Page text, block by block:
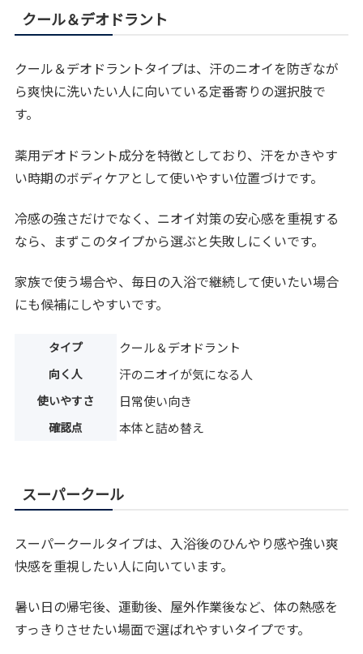
クール＆デオドラント
クール＆デオドラントタイプは、汗のニオイを防ぎなが
ら爽快に洗いたい人に向いている定番寄りの選択肢で
す。
薬用デオドラント成分を特徴としており、汗をかきやす
い時期のボディケアとして使いやすい位置づけです。
冷感の強さだけでなく、ニオイ対策の安心感を重視する
なら、まずこのタイプから選ぶと失敗しにくいです。
家族で使う場合や、毎日の入浴で継続して使いたい場合
にも候補にしやすいです。
タイプ クール＆デオドラント
向く人 汗のニオイが気になる人
使いやすさ 日常使い向き
確認点 本体と詰め替え
スーパークール
スーパークールタイプは、入浴後のひんやり感や強い爽
快感を重視したい人に向いています。
暑い日の帰宅後、運動後、屋外作業後など、体の熱感を
すっきりさせたい場面で選ばれやすいタイプです。